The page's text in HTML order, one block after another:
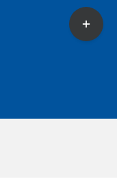
Toggle
Sliding
Bar